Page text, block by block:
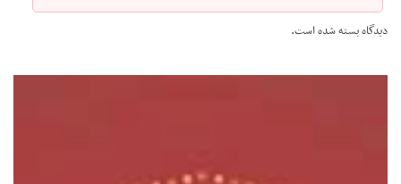
دیدگاه بسته شده است.